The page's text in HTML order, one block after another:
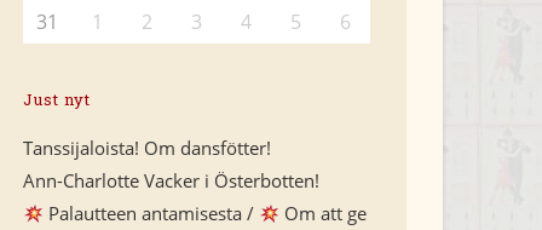
31
1 2 3 4 5 6
Just nyt
Tanssijaloista! Om dansfötter!
Ann-Charlotte Vacker i Österbotten!
Palautteen antamisesta /
Om att ge